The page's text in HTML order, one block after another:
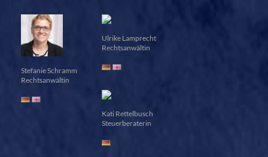
Stefanie Schramm
Rechtsanwältin
Ulrike Lamprecht
Rechtsanwältin
Kati Rettelbusch
Steuerberaterin